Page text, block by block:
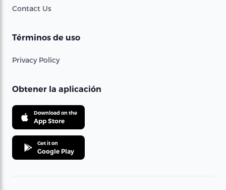
Contact Us
Términos de uso
Privacy Policy
Obtener la aplicación
Download on the
App Store
Get it on
Google Play